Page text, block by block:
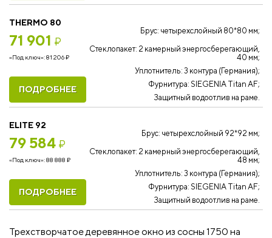
THERMO 80
71 901 ₽
«Под ключ»:81 206₽
Брус: четырехслойный 80*80 мм;
Стеклопакет: 2 камерный энергосберегающий,
40 мм;
Уплотнитель: 3 контура (Германия);
Фурнитура: SIEGENIA Titan AF;
Защитный водоотлив на раме.
ПОДРОБНЕЕ
ELITE 92
79 584 ₽
«Под ключ»:88 888 ₽
Брус: четырехслойный 92*92 мм;
Стеклопакет: 2 камерный энергосберегающий,
48 мм;
Уплотнитель: 3 контура (Германия);
Фурнитура: SIEGENIA Titan AF;
Защитный водоотлив на раме.
ПОДРОБНЕЕ
Трехстворчатое деревянное окно из сосны 1750 на